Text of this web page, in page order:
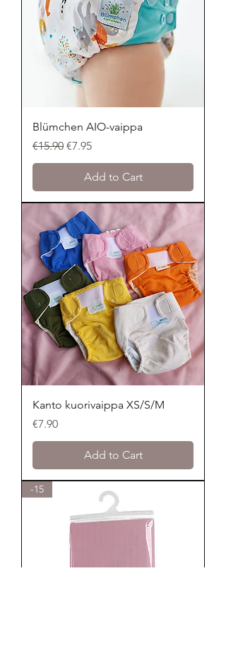
Blümchen AIO-vaippa
Regular Price
€15.90 Sale Price
€7.95
Add to Cart
Kanto kuorivaippa XS/S/M
Price
€7.90
Add to Cart
-15